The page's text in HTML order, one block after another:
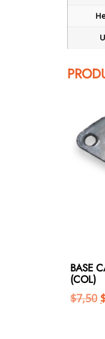
BASE
(COL)
$7,50